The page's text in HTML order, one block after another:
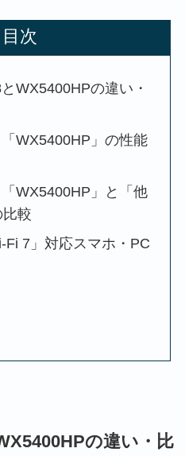
目次
WX5400HPの違い・
「WX5400HP」の性能
「WX5400HP」と「他
較
Fi 7」対応スマホ・PC
の違い・比